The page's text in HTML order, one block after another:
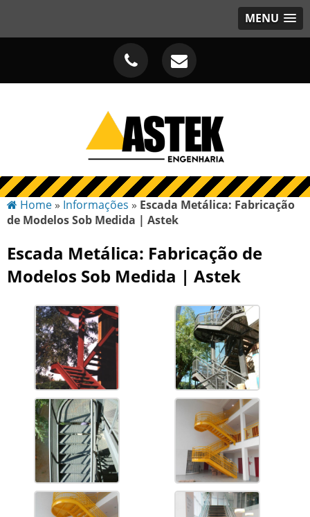
MENU
Home » Informações » Escada Metálica: Fabricação
de Modelos Sob Medida | Astek
Escada Metálica: Fabricação de
Modelos Sob Medida | Astek